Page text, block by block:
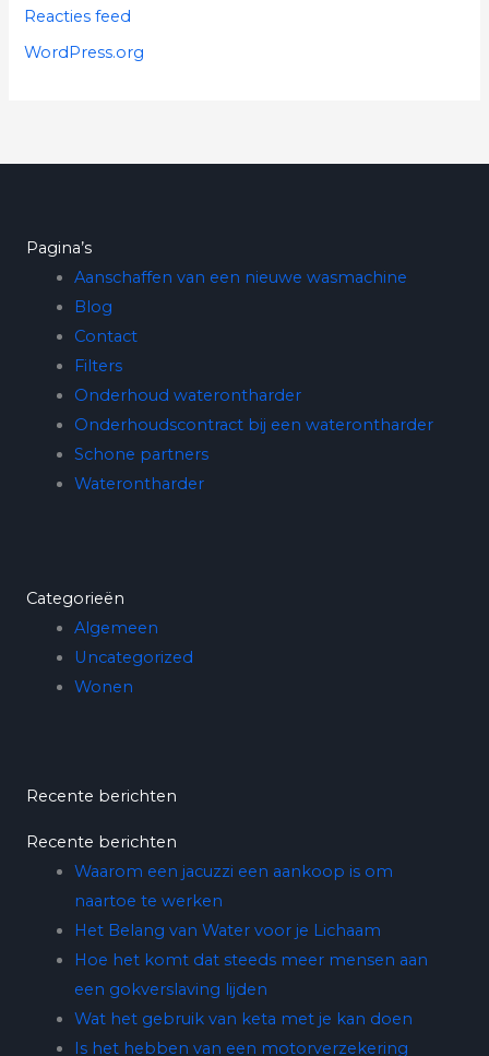
Reacties feed
WordPress.org
Pagina’s
Aanschaffen van een nieuwe wasmachine
Blog
Contact
Filters
Onderhoud waterontharder
Onderhoudscontract bij een waterontharder
Schone partners
Waterontharder
Categorieën
Algemeen
Uncategorized
Wonen
Recente berichten
Recente berichten
Waarom een jacuzzi een aankoop is om
naartoe te werken
Het Belang van Water voor je Lichaam
Hoe het komt dat steeds meer mensen aan
een gokverslaving lijden
Wat het gebruik van keta met je kan doen
Is het hebben van een motorverzekering